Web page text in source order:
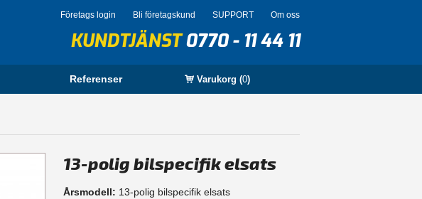
Företags login Bli företagskund SUPPORT Om oss
KUNDTJÄNST0770 - 11 44 11
Referenser Varukorg (0)
13-polig bilspecifik elsats
Årsmodell: 13-polig bilspecifik elsats